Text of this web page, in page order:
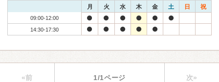
月 火 水 木 金 土 日 祝
09:00-12:00
14:30-17:30
«前 1/1ページ 次»